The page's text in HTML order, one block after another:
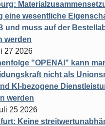
eine wesentliche
und muss auf der
werden
27 2026
"OPENAI" kann
nicht als
KI-bezogene
werden
25 2026
Keine